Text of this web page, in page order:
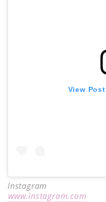
View
Instagram
www.instagram.com